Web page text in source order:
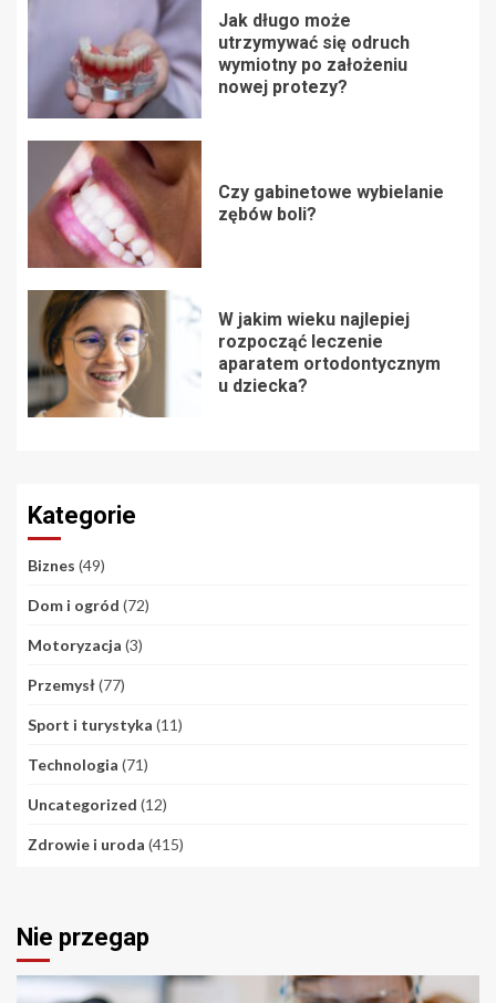
Jak długo może
utrzymywać się odruch
wymiotny po założeniu
nowej protezy?
Czy gabinetowe wybielanie
zębów boli?
W jakim wieku najlepiej
rozpocząć leczenie
aparatem ortodontycznym
u dziecka?
Kategorie
Biznes (49)
Dom i ogród (72)
Motoryzacja (3)
Przemysł(77)
Sport i turystyka (11)
Technologia (71)
Uncategorized (12)
Zdrowie i uroda (415)
Nie przegap